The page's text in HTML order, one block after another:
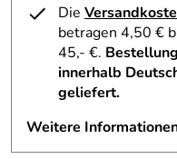
Die
betragen 4,50 €
45,- €.
innerhalb
geliefert.
Weitere